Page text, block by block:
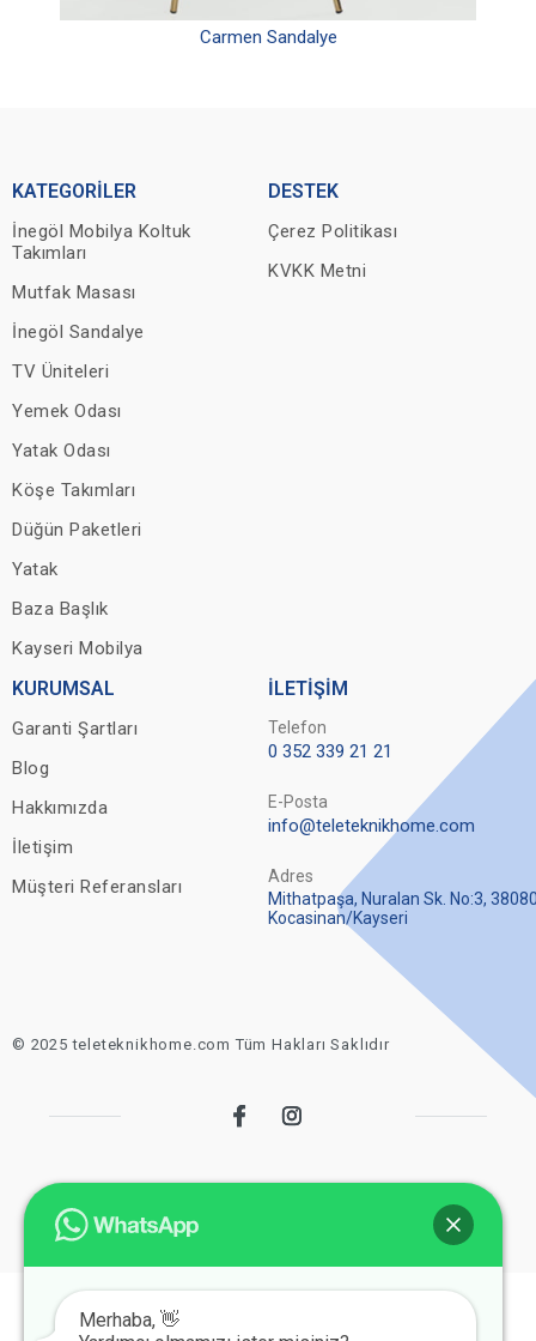
Carmen Sandalye
KATEGORİLER
İnegöl Mobilya Koltuk
Takımları
Mutfak Masası
İnegöl Sandalye
TV Üniteleri
Yemek Odası
Yatak Odası
Köşe Takımları
Düğün Paketleri
Yatak
Baza Başlık
Kayseri Mobilya
DESTEK
Çerez Politikası
KVKK Metni
KURUMSAL
Garanti Şartları
Blog
Hakkımızda
İletişim
Müşteri Referansları
İLETİŞİM
Telefon
0 352 339 21 21
E-Posta
info@teleteknikhome.com
Adres
Mithatpaşa, Nuralan Sk. No:3,
Kocasinan/Kayseri
© 2025 teleteknikhome.com Tüm Hakları Saklıdır
Merhaba, 👋